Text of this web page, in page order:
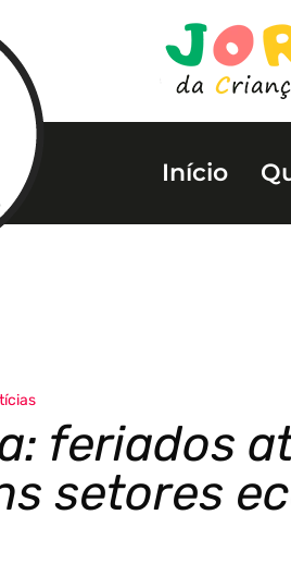
Início
feriados
setores